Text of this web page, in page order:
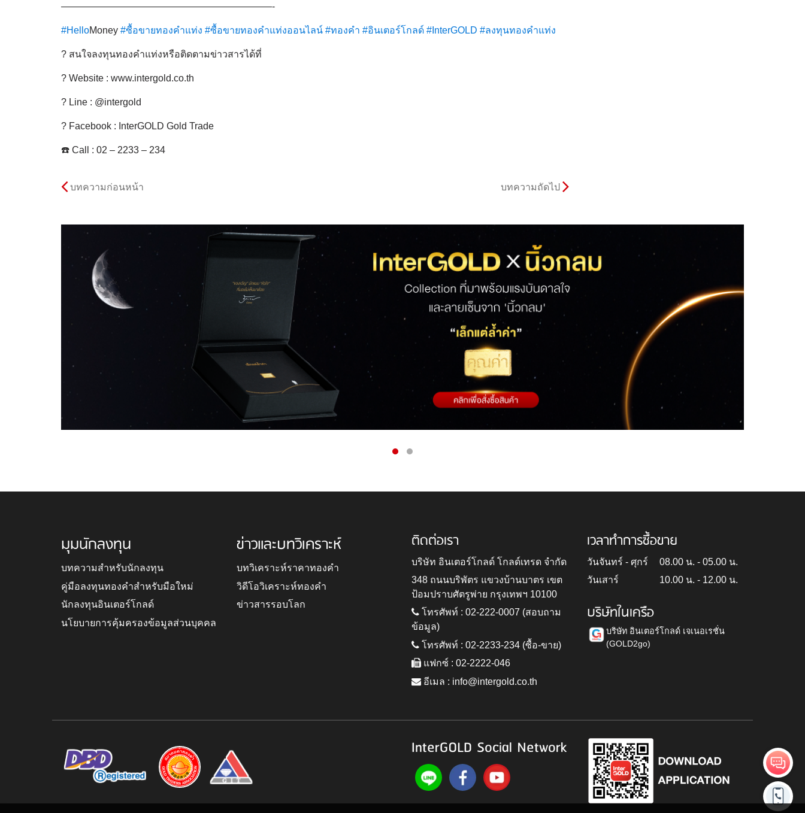
——————————————————————-
#HelloMoney #ซื้อขายทองคำแท่ง #ซื้อขายทองคำแท่งออนไลน์ #ทองคำ #อินเตอร์โกลด์ #InterGOLD #ลงทุนทองคำแท่ง
? สนใจลงทุนทองคำแท่งหรือติดตามข่าวสารได้ที่
? Website : www.intergold.co.th
? Line : @intergold
? Facebook : InterGOLD Gold Trade
☎️ Call : 02 – 2233 – 234
บทความก่อนหน้า บทความถัดไป
มุมนักลงทุน
บทความสำหรับนักลงทุน
คู่มือลงทุนทองคำสำหรับมือใหม่
นักลงทุนอินเตอร์โกลด์
นโยบายการคุ้มครองข้อมูลส่วนบุคคล
ข่าวและบทวิเคราะห์
บทวิเคราะห์ราคาทองคำ
วิดีโอวิเคราะห์ทองคำ
ข่าวสารรอบโลก
ติดต่อเรา
บริษัท อินเตอร์โกลด์ โกลด์เทรด จำกัด
348 ถนนบริพัตร แขวงบ้านบาตร เขต
ป้อมปราบศัตรูพ่าย กรุงเทพฯ 10100
โทรศัพท์ : 02-222-0007 (สอบถาม
ข้อมูล)
โทรศัพท์ : 02-2233-234 (ซื้อ-ขาย)
แฟกซ์ : 02-2222-046
อีเมล : info@intergold.co.th
เวลาทำการซื้อขาย
วันจันทร์ - ศุกร์
08.00 น. - 05.00 น.
วันเสาร์
10.00 น. - 12.00 น.
บริษัทในเครือ
บริษัท อินเตอร์โกลด์ เจเนอเรชั่น
(GOLD2go)
InterGOLD Social Network